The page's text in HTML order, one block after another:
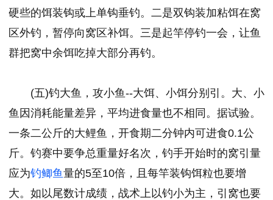
硬些的饵装钩或上单钩垂钓。二是双钩装加粘饵在窝
区外钓，暂停向窝区补饵。三是起竿停钓一会，让鱼
群把窝中余饵吃掉大部分再钓。
(五)钓大鱼，攻小鱼--大饵、小饵分别引。大、小
鱼因消耗能量差异，平均进食量也不相同。据试验。
一条二公斤的大鲤鱼，开食期二分钟内可进食0.1公
斤。钓赛中要争总重量好名次，钓手开始时的窝引量
应为钓鲫鱼量的5至10倍，且每竿装钩饵粒也要增
大。如以尾数计成绩，战术上以钓小为主，引窝也要